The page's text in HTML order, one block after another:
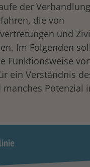
der
die von
und
Im Folgenden
Funktionsweise
ein Verständnis
Potenzial